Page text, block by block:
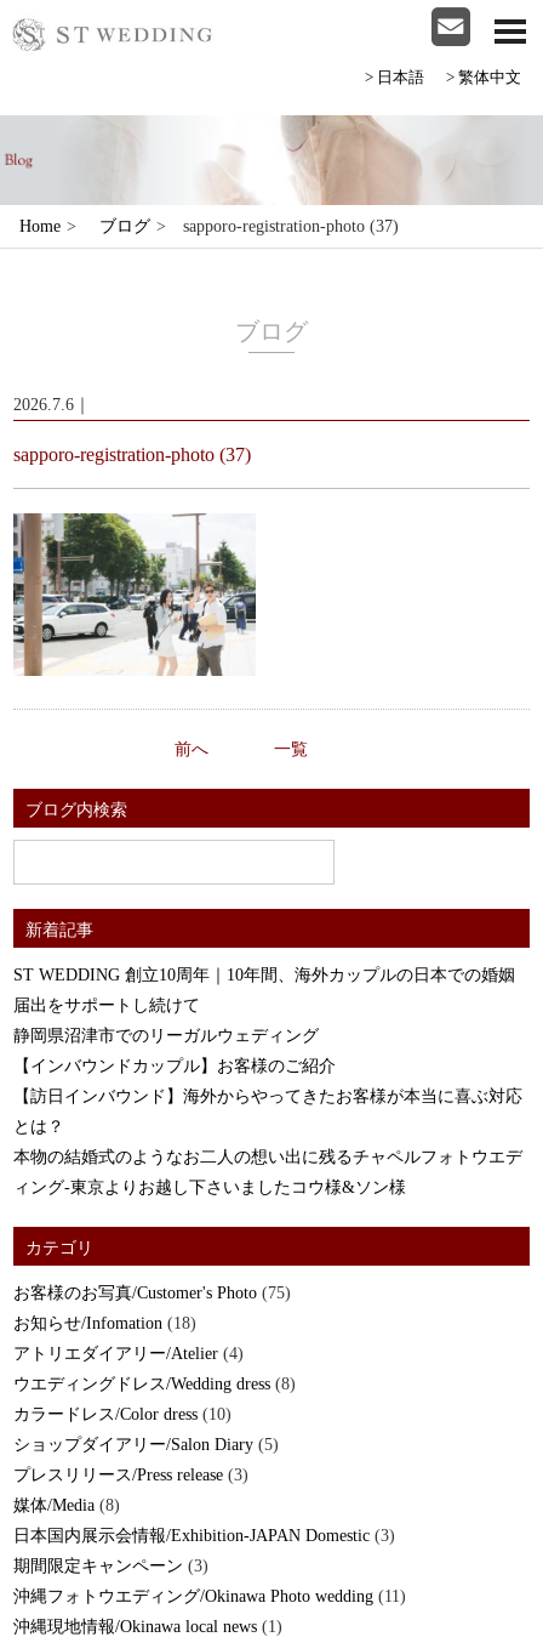
>日本語 >繁体中文
Home > ブログ > sapporo-registration-photo (37)
ブログ
2026.7.6｜
sapporo-registration-photo (37)
前へ 一覧
ブログ内検索
新着記事
ST WEDDING 創立10周年｜10年間、海外カップルの日本での婚姻
届出をサポートし続けて
静岡県沼津市でのリーガルウェディング
【インバウンドカップル】お客様のご紹介
【訪日インバウンド】海外からやってきたお客様が本当に喜ぶ対応
とは？
本物の結婚式のようなお二人の想い出に残るチャペルフォトウエデ
ィング-東京よりお越し下さいましたコウ様&ソン様
カテゴリ
お客様のお写真/Customer's Photo (75)
お知らせ/Infomation (18)
アトリエダイアリー/Atelier (4)
ウエディングドレス/Wedding dress (8)
カラードレス/Color dress (10)
ショップダイアリー/Salon Diary (5)
プレスリリース/Press release (3)
媒体/Media (8)
日本国内展示会情報/Exhibition-JAPAN Domestic (3)
期間限定キャンペーン (3)
沖縄フォトウエディング/Okinawa Photo wedding (11)
沖縄現地情報/Okinawa local news (1)